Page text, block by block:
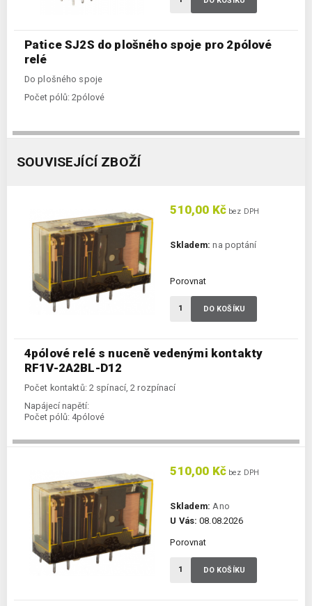
Patice SJ2S do plošného spoje pro 2pólové
relé
Do plošného spoje
Počet pólů: 2pólové
SOUVISEJÍCÍ ZBOŽÍ
4pólové relé s nuceně vedenými kontakty
RF1V-2A2BL-D12
Počet kontaktů: 2 spínací, 2 rozpínací
Napájecí napětí:
Počet pólů: 4pólové
510,00 Kč bez DPH
Skladem: na poptání
Porovnat
DO KOŠÍKU
510,00 Kč bez DPH
Skladem: Ano
U Vás: 08.08.2026
Porovnat
DO KOŠÍKU